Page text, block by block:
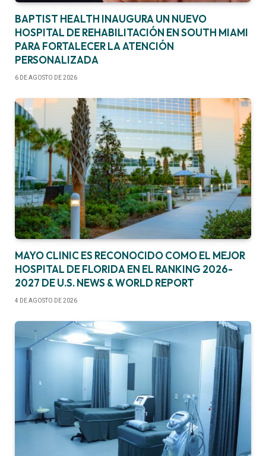
BAPTIST HEALTH INAUGURA UN NUEVO
HOSPITAL DE REHABILITACIÓN EN SOUTH MIAMI
PARA FORTALECER LA ATENCIÓN
PERSONALIZADA
6 DE AGOSTO DE 2026
MAYO CLINIC ES RECONOCIDO COMO EL MEJOR
HOSPITAL DE FLORIDA EN EL RANKING 2026-
2027 DE U.S. NEWS & WORLD REPORT
4 DE AGOSTO DE 2026